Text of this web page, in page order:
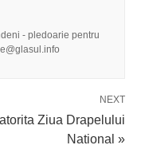
- pledoarie pentru
NEXT
Ziua Drapelului
National »